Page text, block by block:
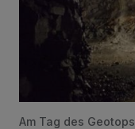
Am Tag des Geotops